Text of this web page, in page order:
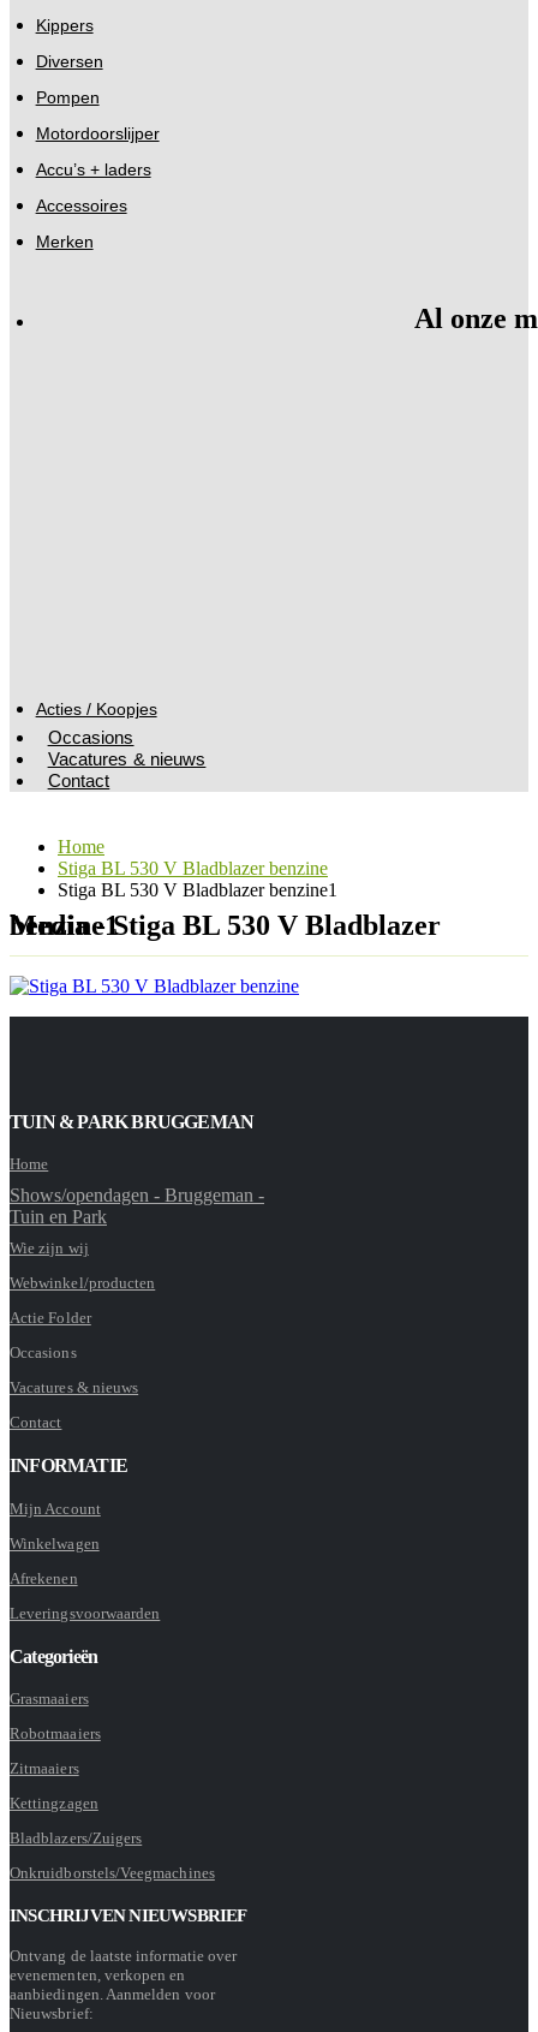
Kippers
Diversen
Pompen
Motordoorslijper
Accu’s + laders
Accessoires
Merken
Al onze
Acties / Koopjes
Occasions
Vacatures & nieuws
Contact
Home
Stiga BL 530 V Bladblazer benzine
Stiga BL 530 V Bladblazer benzine1
Media - Stiga BL 530 V Bladblazer benzine1
TUIN & PARK BRUGGEMAN
Home
Shows/opendagen - Bruggeman -
Tuin en Park
Wie zijn wij
Webwinkel/producten
Actie Folder
Occasions
Vacatures & nieuws
Contact
INFORMATIE
Mijn Account
Winkelwagen
Afrekenen
Leveringsvoorwaarden
Categorieën
Grasmaaiers
Robotmaaiers
Zitmaaiers
Kettingzagen
Bladblazers/Zuigers
Onkruidborstels/Veegmachines
INSCHRIJVEN NIEUWSBRIEF
Ontvang de laatste informatie over
evenementen, verkopen en
aanbiedingen. Aanmelden voor
Nieuwsbrief: